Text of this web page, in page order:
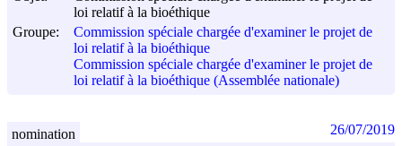
loi relatif à la bioéthique
Groupe:
Commission spéciale chargée d'examiner le projet de
loi relatif à la bioéthique
Commission spéciale chargée d'examiner le projet de
loi relatif à la bioéthique (Assemblée nationale)
nomination 26/07/2019